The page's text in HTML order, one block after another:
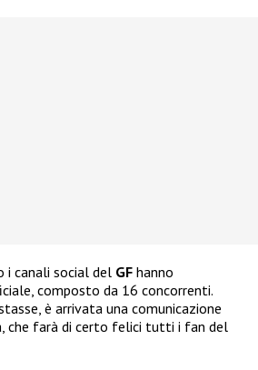
i canali social del GF hanno
composto da 16 concorrenti.
è arrivata una comunicazione
farà di certo felici tutti i fan del